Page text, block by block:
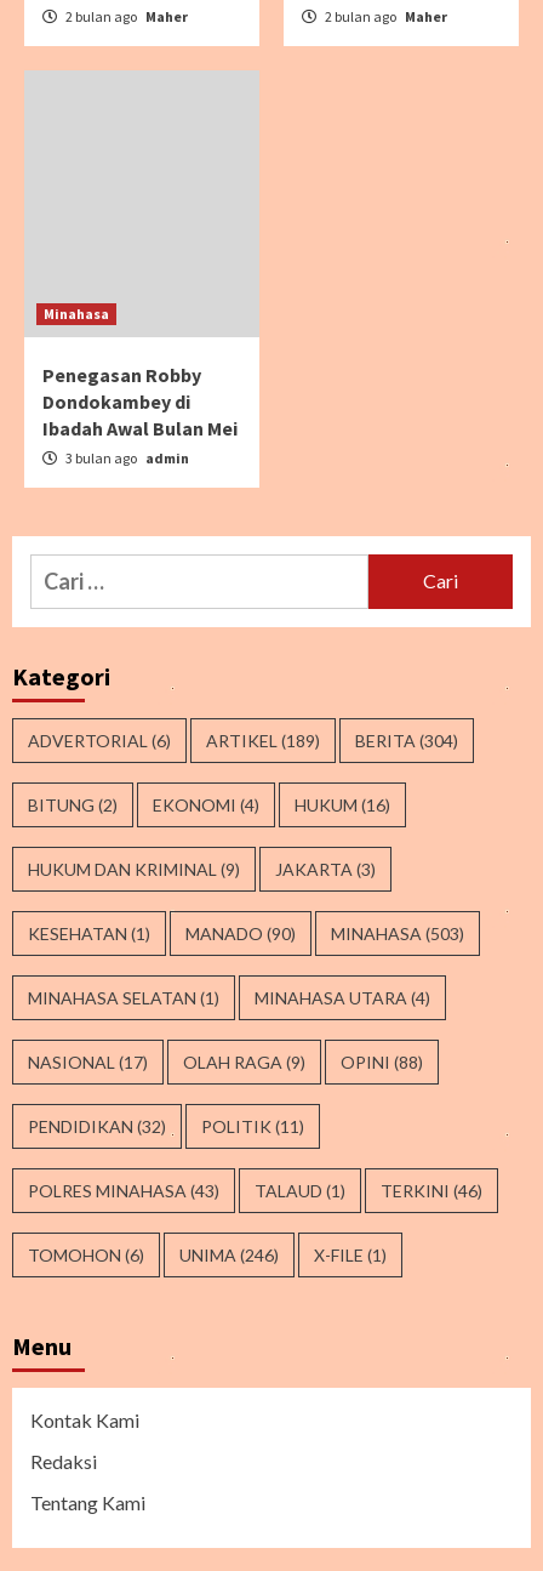
2 bulan ago Maher 2 bulan ago Maher
Minahasa
Penegasan Robby
Dondokambey di
Ibadah Awal Bulan Mei
3 bulan ago admin
Cari
untuk:
Kategori
ADVERTORIAL (6) ARTIKEL (189) BERITA (304)
BITUNG (2) EKONOMI (4) HUKUM (16)
HUKUM DAN KRIMINAL (9) JAKARTA (3)
KESEHATAN (1) MANADO (90) MINAHASA (503)
MINAHASA SELATAN (1) MINAHASA UTARA (4)
NASIONAL (17) OLAH RAGA (9) OPINI (88)
PENDIDIKAN (32) POLITIK (11)
POLRES MINAHASA (43) TALAUD (1) TERKINI (46)
TOMOHON (6) UNIMA (246) X-FILE (1)
Menu
Kontak Kami
Redaksi
Tentang Kami